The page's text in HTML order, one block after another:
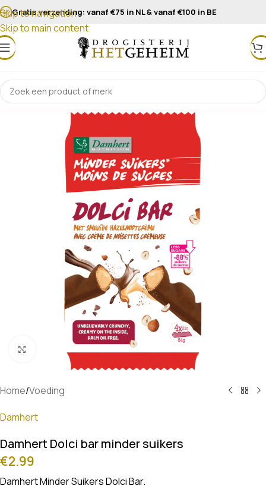
Skip to navigation
Skip to main content
Gratis verzending: vanaf €75 in NL & vanaf €100 in BE
Home/Voeding
Damhert
Damhert Dolci bar minder suikers
€2.99
Damhert Minder Suikers Dolci Bar.